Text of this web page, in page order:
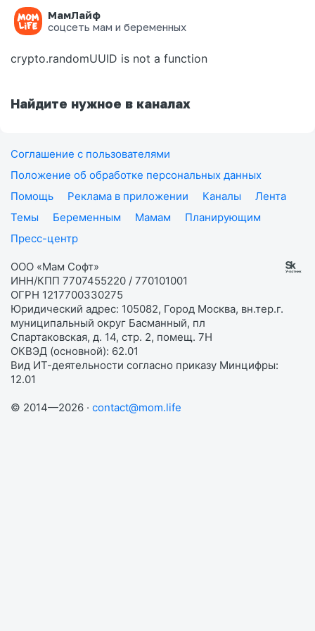
МамЛайф
соцсеть мам и беременных
Ошибка на странице
crypto.randomUUID is not a function
Найдите нужное в каналах
Соглашение с пользователями
Положение об обработке персональных данных
Помощь
Реклама в приложении Каналы
Лента
Темы
Беременным Мамам
Планирующим
Пресс-центр
ООО «Мам Софт»
ИНН/КПП 7707455220 / 770101001
ОГРН 1217700330275
Юридический адрес: 105082, Город Москва, вн.тер.г.
муниципальный округ Басманный, пл
Спартаковская, д. 14, стр. 2, помещ. 7Н
ОКВЭД (основной): 62.01
Вид ИТ-деятельности согласно приказу Минцифры:
12.01
© 2014—2026 · contact@mom.life